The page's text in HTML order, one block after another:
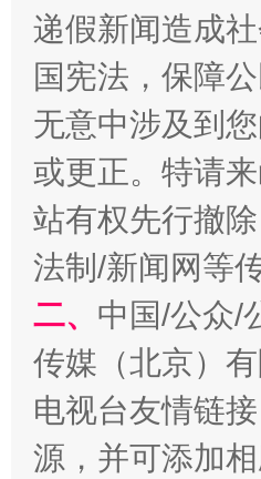
揭开“小金库”的免责幌
递假新闻造成
国宪法，保障
无意中涉及到
或更正。特请
站有权先行撤
法制/新闻网等
二、 中国/公众/
传媒（北京）
电视台友情链
源，并可添加相